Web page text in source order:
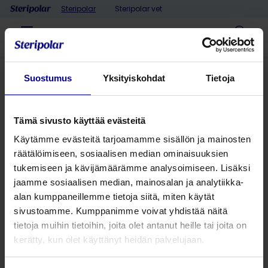
Suostumus Yksityiskohdat Tietoja
Tämä sivusto käyttää evästeitä
Käytämme evästeitä tarjoamamme sisällön ja mainosten
räätälöimiseen, sosiaalisen median ominaisuuksien
tukemiseen ja kävijämäärämme analysoimiseen. Lisäksi
jaamme sosiaalisen median, mainosalan ja analytiikka-
alan kumppaneillemme tietoja siitä, miten käytät
sivustoamme. Kumppanimme voivat yhdistää näitä
tietoja muihin tietoihin, joita olet antanut heille tai joita on
kerätty, kun olet käyttänyt heidän palvelujaan.
Skip to contentSteripolar Steripolar vet
Menu Haku
tasolla
Steripolarin
asiakastyytyväisyys on
hyvällä tasolla